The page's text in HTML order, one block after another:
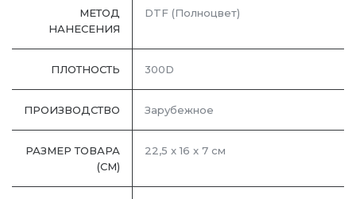
МЕТОД
НАНЕСЕНИЯ
DTF (Полноцвет)
ПЛОТНОСТЬ 300D
ПРОИЗВОДСТВО Зарубежное
РАЗМЕР ТОВАРА
(СМ)
22,5 x 16 x 7 см